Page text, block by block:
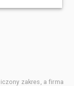
zakres, a firma